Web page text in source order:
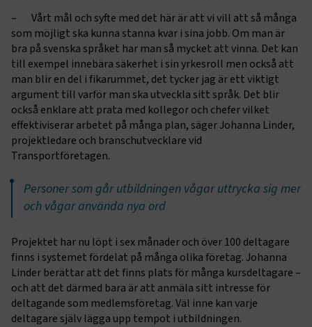
– Vårt mål och syfte med det här är att vi vill att så många
som möjligt ska kunna stanna kvar i sina jobb. Om man är
bra på svenska språket har man så mycket att vinna. Det kan
till exempel innebära säkerhet i sin yrkesroll men också att
man blir en del i fikarummet, det tycker jag är ett viktigt
argument till varför man ska utveckla sitt språk. Det blir
också enklare att prata med kollegor och chefer vilket
effektiviserar arbetet på många plan, säger Johanna Linder,
projektledare och branschutvecklare vid
Transportföretagen.
Personer som går utbildningen vågar uttrycka sig mer
och vågar använda nya ord
Projektet har nu löpt i sex månader och över 100 deltagare
finns i systemet fördelat på många olika företag. Johanna
Linder berättar att det finns plats för många kursdeltagare –
och att det därmed bara är att anmäla sitt intresse för
deltagande som medlemsföretag. Väl inne kan varje
deltagare själv lägga upp tempot i utbildningen.